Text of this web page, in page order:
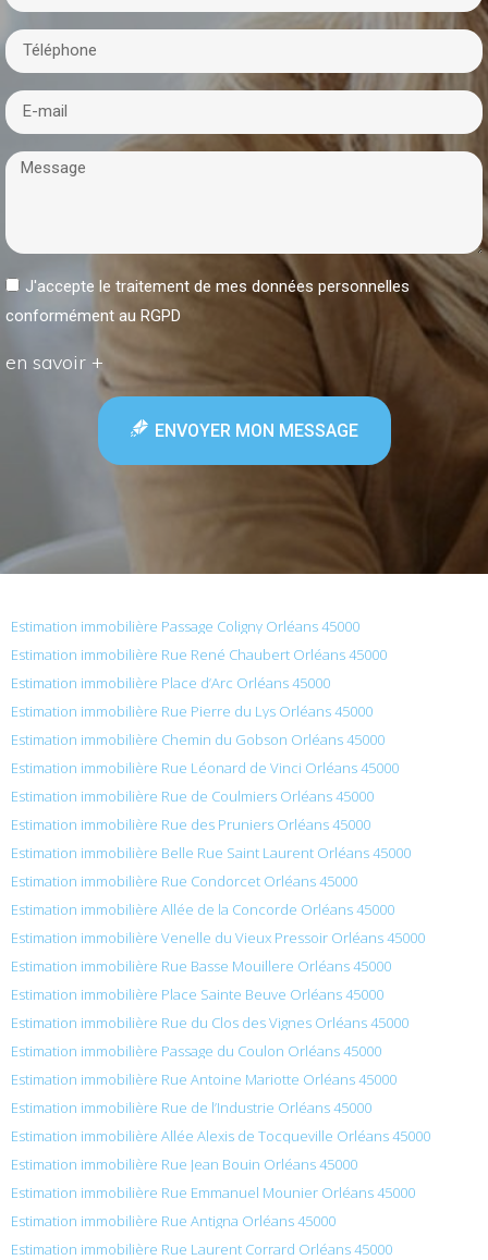
J'accepte le traitement de mes données personnelles
conformément au RGPD
en savoir +
ENVOYER MON MESSAGE
Estimation immobilière Passage Coligny Orléans 45000
Estimation immobilière Rue René Chaubert Orléans 45000
Estimation immobilière Place d’Arc Orléans 45000
Estimation immobilière Rue Pierre du Lys Orléans 45000
Estimation immobilière Chemin du Gobson Orléans 45000
Estimation immobilière Rue Léonard de Vinci Orléans 45000
Estimation immobilière Rue de Coulmiers Orléans 45000
Estimation immobilière Rue des Pruniers Orléans 45000
Estimation immobilière Belle Rue Saint Laurent Orléans 45000
Estimation immobilière Rue Condorcet Orléans 45000
Estimation immobilière Allée de la Concorde Orléans 45000
Estimation immobilière Venelle du Vieux Pressoir Orléans 45000
Estimation immobilière Rue Basse Mouillere Orléans 45000
Estimation immobilière Place Sainte Beuve Orléans 45000
Estimation immobilière Rue du Clos des Vignes Orléans 45000
Estimation immobilière Passage du Coulon Orléans 45000
Estimation immobilière Rue Antoine Mariotte Orléans 45000
Estimation immobilière Rue de l’Industrie Orléans 45000
Estimation immobilière Allée Alexis de Tocqueville Orléans 45000
Estimation immobilière Rue Jean Bouin Orléans 45000
Estimation immobilière Rue Emmanuel Mounier Orléans 45000
Estimation immobilière Rue Antigna Orléans 45000
Estimation immobilière Rue Laurent Corrard Orléans 45000